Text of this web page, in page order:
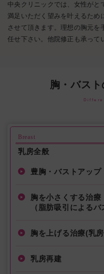
中央クリニックでは、女性がと
満足いただく望みを叶えるため
させて頂きます。理想の胸元を
任せ下さい。他院修正も承って
胸・バス
Breast
乳房全般
豊胸・バストアップ
胸を小さくする治療
（脂肪吸引によるバ
胸を上げる治療(乳
乳房再建